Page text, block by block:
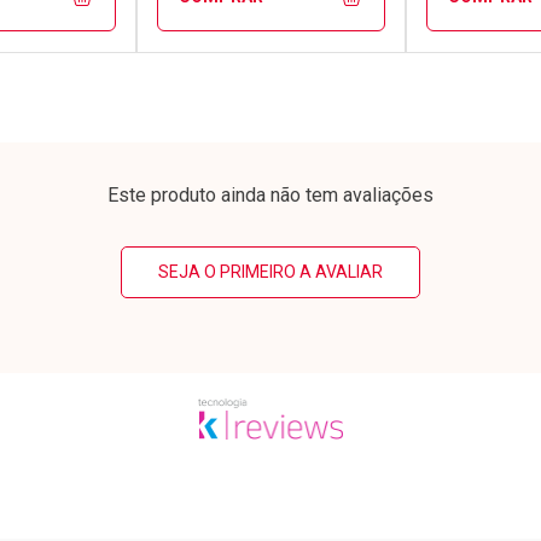
Este produto ainda não tem avaliações
SEJA O PRIMEIRO A AVALIAR